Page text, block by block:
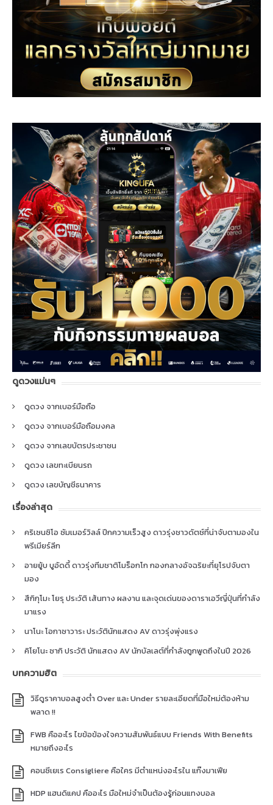
ดูดวงแม่นๆ
ดูดวง จากเบอร์มือถือ
ดูดวง จากเบอร์มือถือมงคล
ดูดวง จากเลขบัตรประชาชน
ดูดวง เลขทะเบียนรถ
ดูดวง เลขบัญชีธนาคาร
เรื่องล่าสุด
คริเซนซิโอ ซัมเมอร์วิลล์ ปีกความเร็วสูง ดาวรุ่งชาวดัตช์ที่น่าจับตามองใน
พรีเมียร์ลีก
อายยู้บ บูอัดดี้ ดาวรุ่งทีมชาติโมร็อกโก กองกลางอัจฉริยะที่ยุโรปจับตา
มอง
สึกิกุโมะ โยรุ ประวัติ เส้นทาง ผลงาน และจุดเด่นของดาราเอวีญี่ปุ่นที่กำลัง
มาแรง
นาโนะ โอกาซาวาระ ประวัตินักแสดง AV ดาวรุ่งพุ่งแรง
คิโยโนะ ซากิ ประวัติ นักแสดง AV นักบัลเลต์ที่กำลังถูกพูดถึงในปี 2026
บทความฮิต
วิธีดูราคาบอลสูงต่ำ Over และ Under รายละเอียดที่มือใหม่ต้องห้าม
พลาด !!
FWB คืออะไร ไขข้อข้องใจความสัมพันธ์แบบ Friends With Benefits
หมายถึงอะไร
คอนซีเยเร Consigliere คือใคร มีตำแหน่งอะไรใน แก๊งมาเฟีย
HDP แฮนดิแคป คืออะไร มือใหม่จำเป็นต้องรู้ก่อนแทงบอล